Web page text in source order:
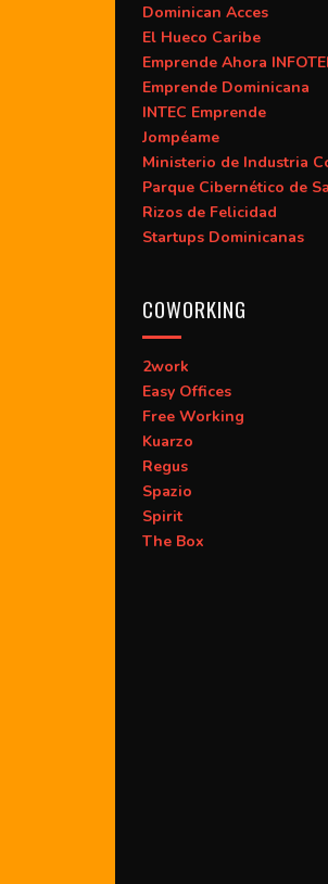
Dominican Acces
El Hueco Caribe
Emprende Ahora
Emprende Dominicana
INTEC Emprende
Jompéame
Ministerio de Industria
Parque Cibernético de
Rizos de Felicidad
Startups Dominicanas
COWORKING
2work
Easy Offices
Free Working
Kuarzo
Regus
Spazio
Spirit
The Box